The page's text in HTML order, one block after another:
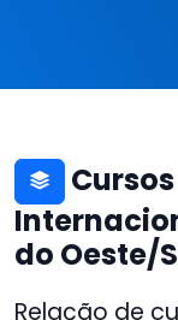
do Oeste/
Relação de